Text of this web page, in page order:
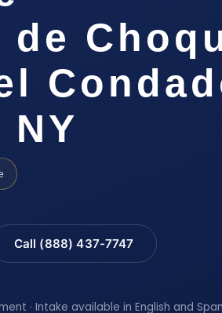
Call (888) 437-7747
· Intake available in English and